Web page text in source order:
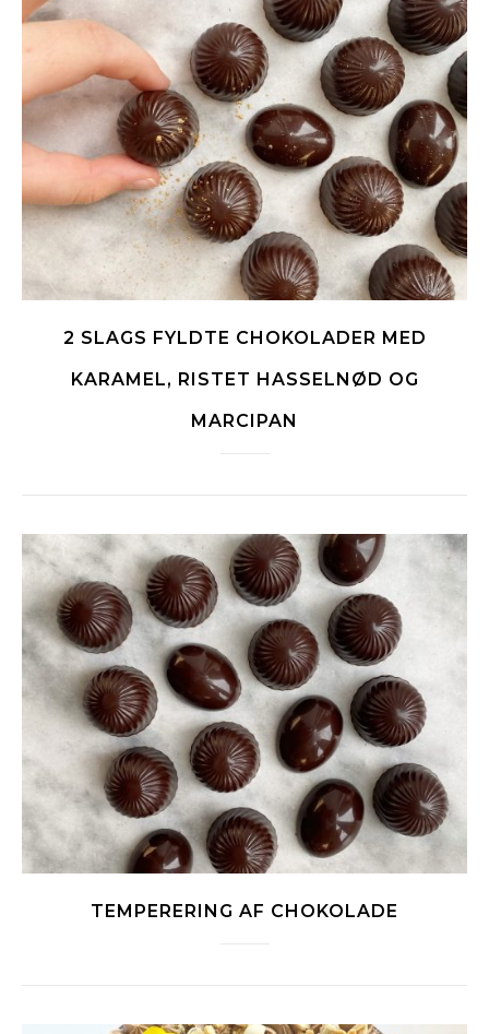
2 SLAGS FYLDTE CHOKOLADER MED
KARAMEL, RISTET HASSELNØD OG
MARCIPAN
TEMPERERING AF CHOKOLADE